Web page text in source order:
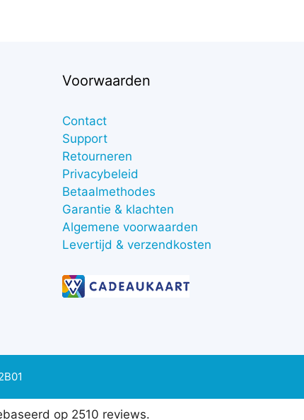
Voorwaarden
Contact
Support
Retourneren
Privacybeleid
Betaalmethodes
Garantie & klachten
Algemene voorwaarden
Levertijd & verzendkosten
op 2510 reviews.